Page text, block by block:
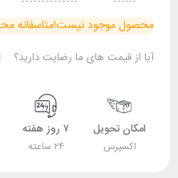
محصول موجود نیست!متاسفانه
آیا از قیمت های ما رضایت دارید؟
امکان تحویل
اکسپرس
۷ روز هفته
۲۴ ساعته